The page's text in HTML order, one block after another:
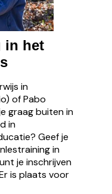
in het
in
of Pabo
graag buiten in
in
Geef je
in
je inschrijven
is plaats voor